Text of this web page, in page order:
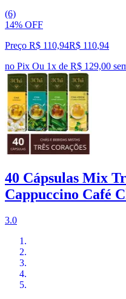
(6)
14% OFF
Preço R$ 110,94R$ 110,94
no Pix Ou 1x de R$ 129,00
40 Cápsulas Mix
Cappuccino Café
3.0